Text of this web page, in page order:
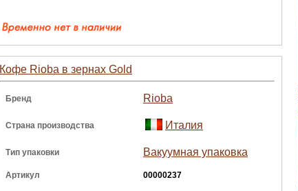
Кофе Rioba в зернах Gold
Бренд Rioba
Страна производства Италия
Тип упаковки Вакуумная упаковка
Артикул 00000237